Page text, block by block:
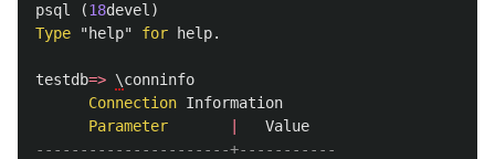
psql
(18devel )
Type
"help" for help.
testdb=> \conninfo
Connection Information
Parameter
Value
----------------------+-----------